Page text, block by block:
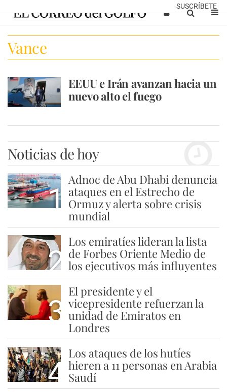
SUSCRÍBETE
Vance
EEUU e Irán avanzan hacia un
nuevo alto el fuego
Noticias de hoy
1
Adnoc de Abu Dhabi denuncia
ataques en el Estrecho de
Ormuz y alerta sobre crisis
mundial
2
Los emiratíes lideran la lista
de Forbes Oriente Medio de
los ejecutivos más influyentes
3
El presidente y el
vicepresidente refuerzan la
unidad de Emiratos en
Londres
4
Los ataques de los hutíes
hieren a 11 personas en Arabia
Saudí